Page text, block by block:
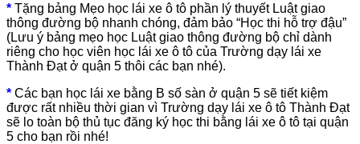
* Tặng bảng Mẹo học lái xe ô tô phần lý thuyết Luật giao
thông đường bộ nhanh chóng, đảm bảo “Học thi hỗ trợ đậu”
(Lưu ý bảng mẹo học Luật giao thông đường bộ chỉ dành
riêng cho học viên học lái xe ô tô của Trường dạy lái xe
Thành Đạt ở quận 5 thôi các bạn nhé).
* Các bạn học lái xe bằng B số sàn ở quận 5 sẽ tiết kiệm
được rất nhiều thời gian vì Trường dạy lái xe ô tô Thành Đạt
sẽ lo toàn bộ thủ tục đăng ký học thi bằng lái xe ô tô tại quận
5 cho bạn rồi nhé!